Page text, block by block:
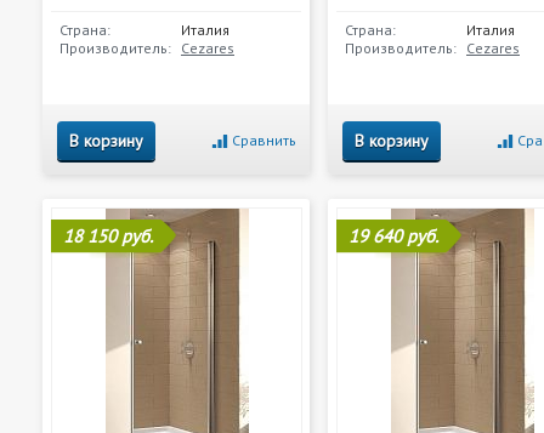
Страна:
Италия
Производитель: Cezares
В корзину Сравнить
Страна:
Италия
Производитель: Cezares
В корзину
18 150 руб. 19 640 руб.